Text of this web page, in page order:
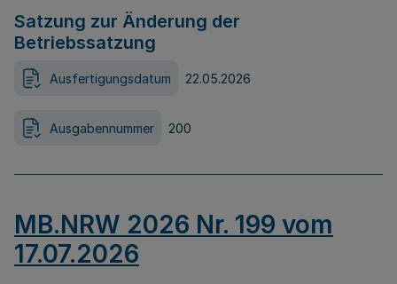
Satzung zur Änderung der
Betriebssatzung
Ausfertigungsdatum 22.05.2026
Ausgabennummer 200
MB.NRW 2026 Nr. 199 vom
17.07.2026